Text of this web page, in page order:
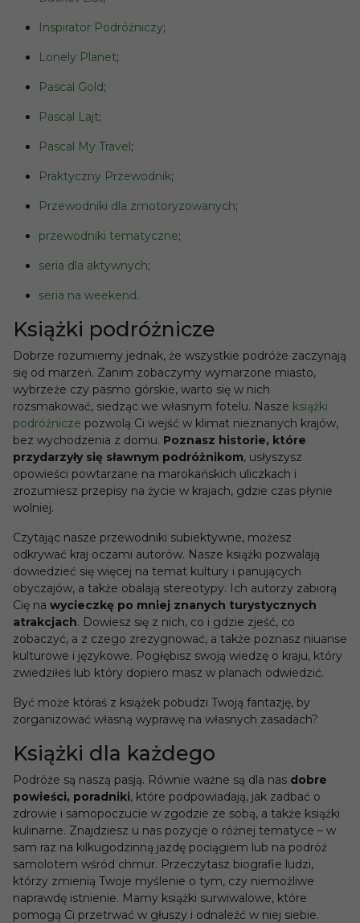
Inspirator Podróżniczy;
Lonely Planet;
Pascal Gold;
Pascal Lajt;
Pascal My Travel;
Praktyczny Przewodnik;
Przewodniki dla zmotoryzowanych;
przewodniki tematyczne;
seria dla aktywnych;
seria na weekend.
Książki podróżnicze
Dobrze rozumiemy jednak, że wszystkie podróże zaczynają
się od marzeń. Zanim zobaczymy wymarzone miasto,
wybrzeże czy pasmo górskie, warto się w nich
rozsmakować, siedząc we własnym fotelu. Nasze książki
podróżnicze pozwolą Ci wejść w klimat nieznanych krajów,
bez wychodzenia z domu. Poznasz historie, które
przydarzyły się sławnym podróżnikom, usłyszysz
opowieści powtarzane na marokańskich uliczkach i
zrozumiesz przepisy na życie w krajach, gdzie czas płynie
wolniej.
Czytając nasze przewodniki subiektywne, możesz
odkrywać kraj oczami autorów. Nasze książki pozwalają
dowiedzieć się więcej na temat kultury i panujących
obyczajów, a także obalają stereotypy. Ich autorzy zabiorą
Cię na wycieczkę po mniej znanych turystycznych
atrakcjach. Dowiesz się z nich, co i gdzie zjeść, co
zobaczyć, a z czego zrezygnować, a także poznasz niuanse
kulturowe i językowe. Pogłębisz swoją wiedzę o kraju, który
zwiedziłeś lub który dopiero masz w planach odwiedzić.
Być może któraś z książek pobudzi Twoją fantazję, by
zorganizować własną wyprawę na własnych zasadach?
Książki dla każdego
Podróże są naszą pasją. Równie ważne są dla nas dobre
powieści, poradniki, które podpowiadają, jak zadbać o
zdrowie i samopoczucie w zgodzie ze sobą, a także książki
kulinarne. Znajdziesz u nas pozycje o różnej tematyce – w
sam raz na kilkugodzinną jazdę pociągiem lub na podróż
samolotem wśród chmur. Przeczytasz biografie ludzi,
którzy zmienią Twoje myślenie o tym, czy niemożliwe
naprawdę istnienie. Mamy książki surwiwalowe, które
pomogą Ci przetrwać w głuszy i odnaleźć w niej siebie.